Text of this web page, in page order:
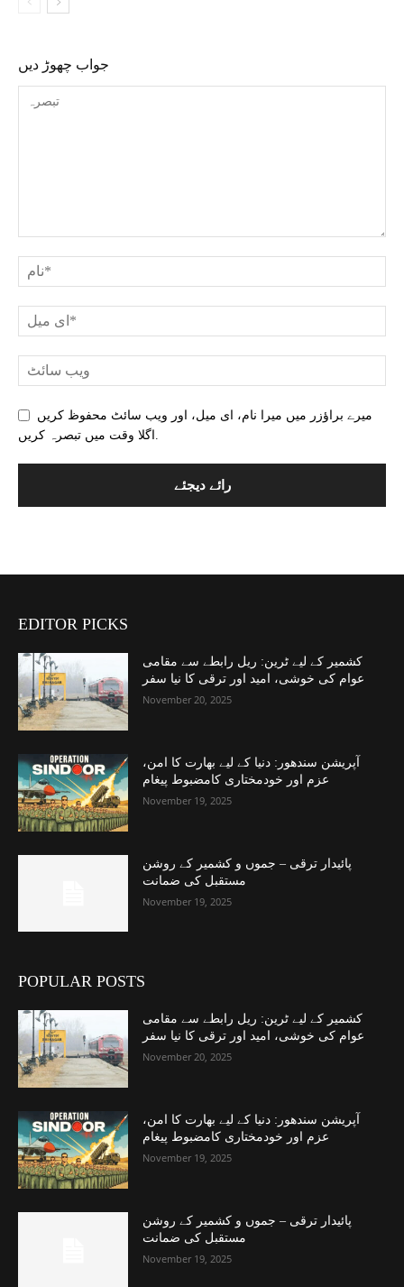
جواب چھوڑ دیں
میرے براؤزر میں میرا نام، ای میل، اور ویب سائٹ محفوظ کریں
اگلا وقت میں تبصرہ کریں.
EDITOR PICKS
کشمیر کے لیے ٹرین: ریل رابطے سے مقامی
عوام کی خوشی، امید اور ترقی کا نیا سفر
November 20, 2025
آپریشن سندھور: دنیا کے لیے بھارت کا امن،
عزم اور خودمختاری کامضبوط پیغام
November 19, 2025
پائیدار ترقی – جموں و کشمیر کے روشن
مستقبل کی ضمانت
November 19, 2025
POPULAR POSTS
کشمیر کے لیے ٹرین: ریل رابطے سے مقامی
عوام کی خوشی، امید اور ترقی کا نیا سفر
November 20, 2025
آپریشن سندھور: دنیا کے لیے بھارت کا امن،
عزم اور خودمختاری کامضبوط پیغام
November 19, 2025
پائیدار ترقی – جموں و کشمیر کے روشن
مستقبل کی ضمانت
November 19, 2025